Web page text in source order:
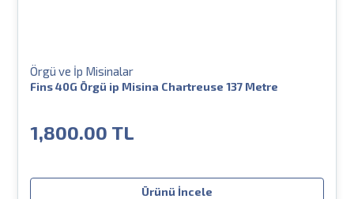
Örgü ve İp Misinalar
Fins 40G Örgü ip Misina Chartreuse 137 Metre
1,800.00 TL
Ürünü İncele